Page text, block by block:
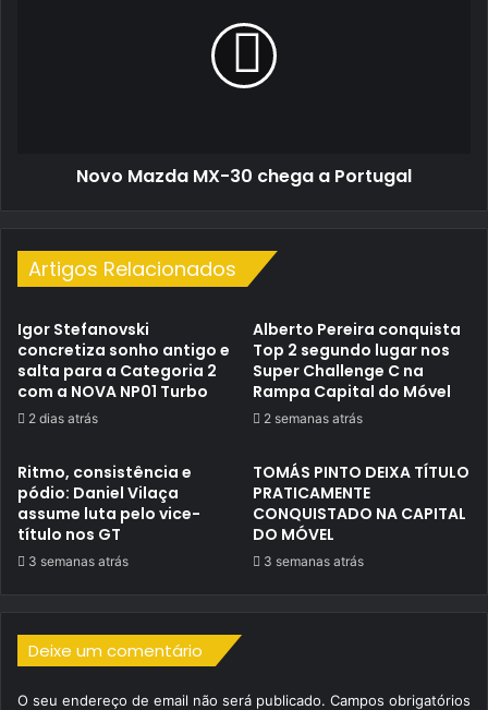
Novo Mazda MX-30 chega a Portugal
Artigos Relacionados
Igor Stefanovski
concretiza sonho antigo e
salta para a Categoria 2
com a NOVA NP01 Turbo
2 dias atrás
Alberto Pereira conquista
Top 2 segundo lugar nos
Super Challenge C na
Rampa Capital do Móvel
2 semanas atrás
Ritmo, consistência e
pódio: Daniel Vilaça
assume luta pelo vice-
título nos GT
3 semanas atrás
TOMÁS PINTO DEIXA TÍTULO
PRATICAMENTE
CONQUISTADO NA CAPITAL
DO MÓVEL
3 semanas atrás
Deixe um comentário
O seu endereço de email não será publicado. Campos obrigatórios